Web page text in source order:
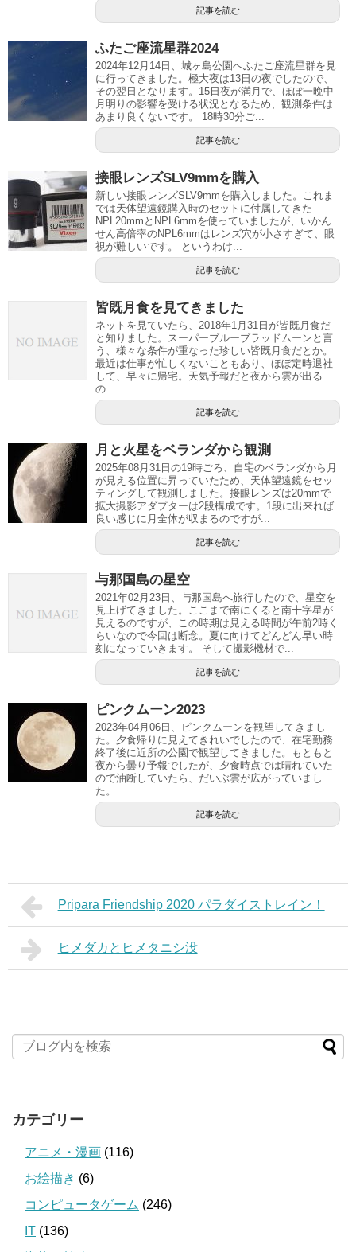
記事を読む
ふたご座流星群2024
2024年12月14日、城ヶ島公園へふたご座流星群を見
に行ってきました。極大夜は13日の夜でしたので、
その翌日となります。15日夜が満月で、ほぼ一晩中
月明りの影響を受ける状況となるため、観測条件は
あまり良くないです。 18時30分ご...
記事を読む
接眼レンズSLV9mmを購入
新しい接眼レンズSLV9mmを購入しました。これま
では天体望遠鏡購入時のセットに付属してきた
NPL20mmとNPL6mmを使っていましたが、いかん
せん高倍率のNPL6mmはレンズ穴が小さすぎて、眼
視が難しいです。 というわけ...
記事を読む
皆既月食を見てきました
ネットを見ていたら、2018年1月31日が皆既月食だ
と知りました。スーパーブルーブラッドムーンと言
う、様々な条件が重なった珍しい皆既月食だとか。
最近は仕事が忙しくないこともあり、ほぼ定時退社
して、早々に帰宅。天気予報だと夜から雲が出る
の...
記事を読む
月と火星をベランダから観測
2025年08月31日の19時ごろ、自宅のベランダから月
が見える位置に昇っていたため、天体望遠鏡をセッ
ティングして観測しました。接眼レンズは20mmで
拡大撮影アダプターは2段構成です。1段に出来れば
良い感じに月全体が収まるのですが...
記事を読む
与那国島の星空
2021年02月23日、与那国島へ旅行したので、星空を
見上げてきました。ここまで南にくると南十字星が
見えるのですが、この時期は見える時間が午前2時く
らいなので今回は断念。夏に向けてどんどん早い時
刻になっていきます。 そして撮影機材で...
記事を読む
ピンクムーン2023
2023年04月06日、ピンクムーンを観望してきまし
た。夕食帰りに見えてきれいでしたので、在宅勤務
終了後に近所の公園で観望してきました。もともと
夜から曇り予報でしたが、夕食時点では晴れていた
ので油断していたら、だいぶ雲が広がっていまし
た。...
記事を読む
Pripara Friendship 2020 パラダイストレイン！
ヒメダカとヒメタニシ没
カテゴリー
アニメ・漫画 (116)
お絵描き (6)
コンピュータゲーム (246)
IT (136)